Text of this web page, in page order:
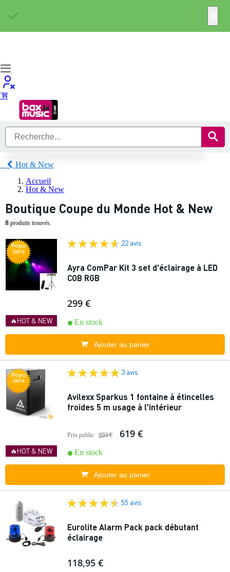
Hot & New
Accueil
Hot & New
Boutique Coupe du Monde Hot & New
8 produits trouvés.
Popu
laire
🔥HOT & NEW
22 avis
Ayra ComPar Kit 3 set d'éclairage à LED
COB RGB
299 €
En stock
Ajouter au panier
Popu
laire
🔥HOT & NEW
3 avis
Avilexx Sparkus 1 fontaine à étincelles
froides 5 m usage à l'intérieur
Prix public 693 € 619 €
En stock
Ajouter au panier
55 avis
Eurolite Alarm Pack pack débutant
éclairage
118,95 €